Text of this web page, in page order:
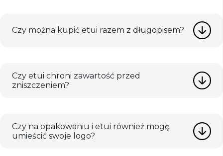
Czy można kupić etui razem z długopisem?
Czy etui chroni zawartość przed
zniszczeniem?
Czy na opakowaniu i etui również mogę
umieścić swoje logo?